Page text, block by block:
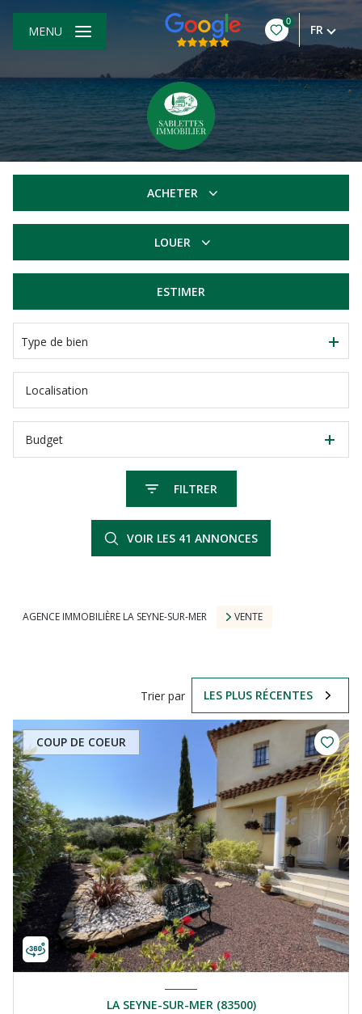
0
FR
MENU
ACHETER
LOUER
ESTIMER
Type de bien
Budget
FILTRER
VOIR LES 41 ANNONCES
AGENCE IMMOBILIÈRE LA SEYNE-SUR-MER VENTE
Trier par LES PLUS RÉCENTES
COUP DE COEUR
LA SEYNE-SUR-MER (83500)